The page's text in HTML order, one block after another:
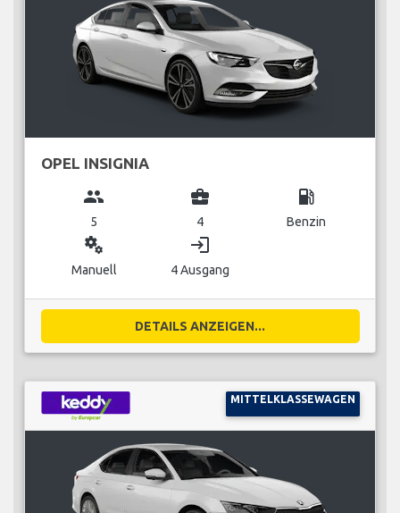
OPEL INSIGNIA
group
5
business_center
4
local_gas_station
Benzin
miscellaneous_services
Manuell
login
4 Ausgang
DETAILS ANZEIGEN...
MITTELKLASSEWAGEN